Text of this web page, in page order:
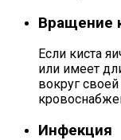
Вращение
Если киста
или имеет
вокруг
Инфекция